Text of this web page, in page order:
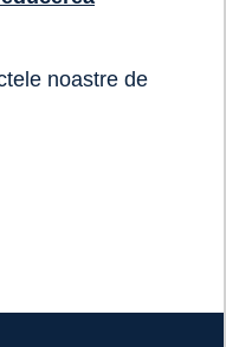
noastre de